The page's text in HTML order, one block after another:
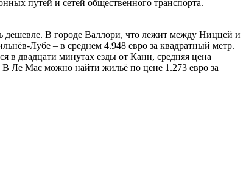
путей и сетей общественного транспорта.
В городе Валлори, что лежит между Ниццей и
Лубе – в среднем 4.948 евро за квадратный метр.
в двадцати минутах езды от Канн, средняя цена
В Ле Мас можно найти жильё по цене 1.273 евро за